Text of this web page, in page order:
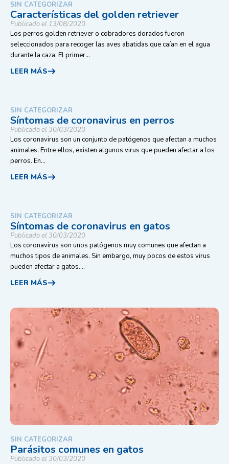
SIN CATEGORIZAR
Características del golden retriever
Publicado el 13/08/2020
Los perros golden retriever o cobradores dorados fueron
seleccionados para recoger las aves abatidas que caían en el agua
durante la caza. El primer...
LEER MÁS
SIN CATEGORIZAR
Síntomas de coronavirus en perros
Publicado el 30/03/2020
Los coronavirus son un conjunto de patógenos que afectan a muchos
animales. Entre ellos, existen algunos virus que pueden afectar a los
perros. En...
LEER MÁS
SIN CATEGORIZAR
Síntomas de coronavirus en gatos
Publicado el 30/03/2020
Los coronavirus son unos patógenos muy comunes que afectan a
muchos tipos de animales. Sin embargo, muy pocos de estos virus
pueden afectar a gatos....
LEER MÁS
SIN CATEGORIZAR
Parásitos comunes en gatos
Publicado el 30/03/2020